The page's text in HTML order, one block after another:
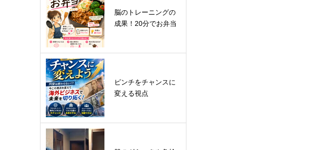
脳のトレーニングの
成果！20分でお弁当
ピンチをチャンスに
変える視点